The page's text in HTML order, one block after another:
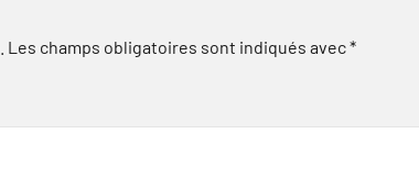
Les champs obligatoires sont indiqués avec*